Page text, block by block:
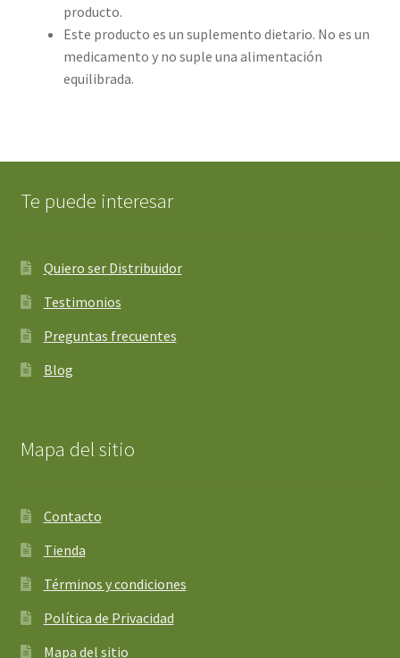
producto.
Este producto es un suplemento dietario. No es un
medicamento y no suple una alimentación
equilibrada.
Te puede interesar
Quiero ser Distribuidor
Testimonios
Preguntas frecuentes
Blog
Mapa del sitio
Contacto
Tienda
Términos y condiciones
Política de Privacidad
Mapa del sitio